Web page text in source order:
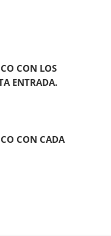
CON LOS
ENTRADA.
CON CADA